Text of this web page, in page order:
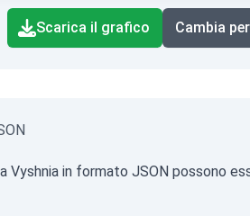
Scarica il grafico Cambia
Vyshnia in formato JSON possono